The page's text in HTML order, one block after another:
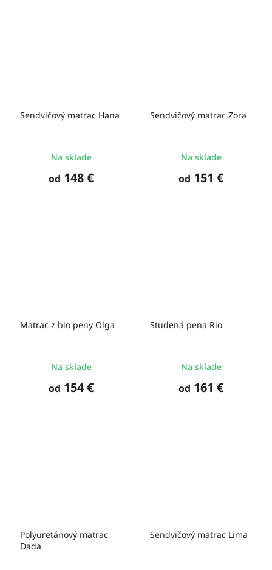
Sendvičový matrac Hana
Na sklade
od 148 €
Sendvičový matrac Zora
Na sklade
od 151 €
Matrac z bio peny Olga
Na sklade
od 154 €
Studená pena Rio
Na sklade
od 161 €
Polyuretánový matrac
Dada
Sendvičový matrac Lima